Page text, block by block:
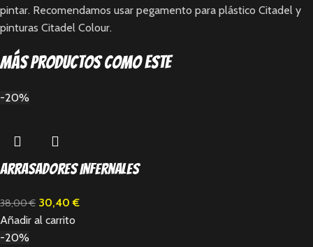
pintar. Recomendamos usar pegamento para plástico Citadel y
pinturas Citadel Colour.
Más productos como este
-20%
Arrasadores Infernales
38,00€ 30,40€
Añadir al carrito
-20%